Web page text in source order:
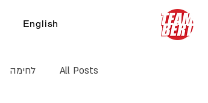
English
All Posts לחימה